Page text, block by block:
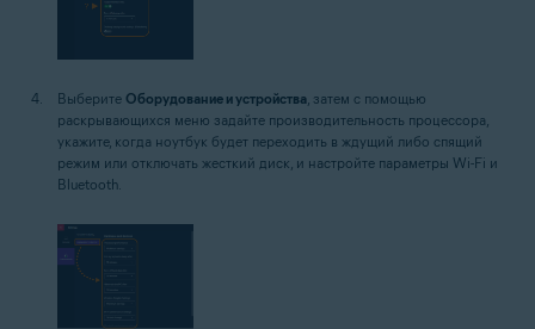
Выберите Оборудование и устройства, затем с помощью
раскрывающихся меню задайте производительность процессора,
укажите, когда ноутбук будет переходить в ждущий либо спящий
режим или отключать жесткий диск, и настройте параметры Wi-Fi и
Bluetooth.